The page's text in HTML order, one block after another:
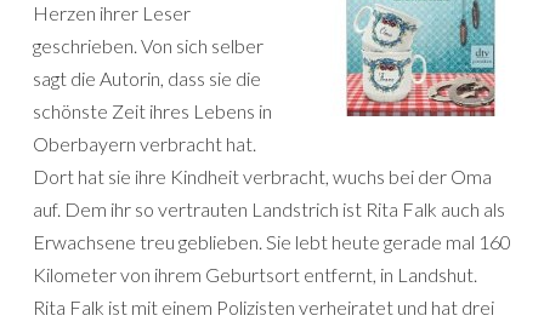
Herzen ihrer Leser
geschrieben. Von sich selber
sagt die Autorin, dass sie die
schönste Zeit ihres Lebens in
Oberbayern verbracht hat.
Dort hat sie ihre Kindheit verbracht, wuchs bei der Oma
auf. Dem ihr so vertrauten Landstrich ist Rita Falk auch als
Erwachsene treu geblieben. Sie lebt heute gerade mal 160
Kilometer von ihrem Geburtsort entfernt, in Landshut.
Rita Falk ist mit einem Polizisten verheiratet und hat drei